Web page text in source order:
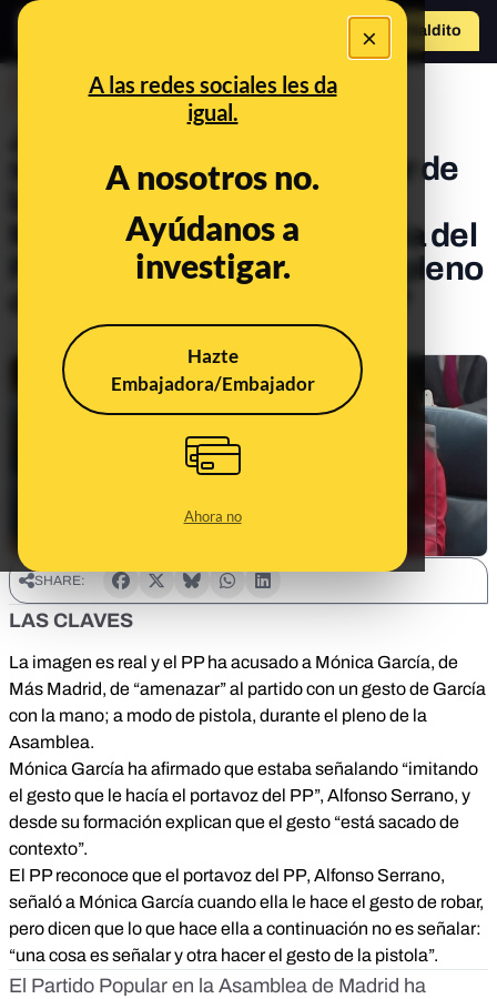
×
A las redes sociales les da
igual.
A nosotros no.
Ayúdanos a
investigar.
Hazte
Embajadora/Embajador
Ahora no
Hazte Maldito
¿Qué sabemos sobre el
supuesto gesto de disparar de
la diputada de Más Madrid,
Mónica García, a la bancada del
Partido Popular durante el pleno
Publicado el
SHARE:
LAS CLAVES
La imagen es real y el PP ha acusado a Mónica García, de
Más Madrid, de “amenazar” al partido con un gesto de García
con la mano; a modo de pistola, durante el pleno de la
Asamblea.
Mónica García ha afirmado que estaba señalando “imitando
el gesto que le hacía el portavoz del PP”, Alfonso Serrano, y
desde su formación explican que el gesto “está sacado de
contexto”.
El PP reconoce que el portavoz del PP, Alfonso Serrano,
señaló a Mónica García cuando ella le hace el gesto de robar,
pero dicen que lo que hace ella a continuación no es señalar:
“una cosa es señalar y otra hacer el gesto de la pistola”.
El Partido Popular en la Asamblea de Madrid ha